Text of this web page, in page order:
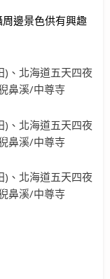
邊景色供有興趣